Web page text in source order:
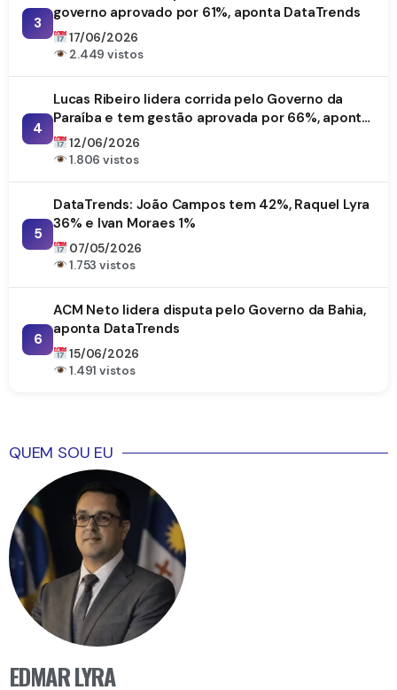
3
governo aprovado por 61%, aponta DataTrends
17/06/2026
2.449 vistos
4
Lucas Ribeiro lidera corrida pelo Governo da
Paraíba e tem gestão aprovada por 66%, aponta
DataTrends
12/06/2026
1.806 vistos
5
DataTrends: João Campos tem 42%, Raquel Lyra
36% e Ivan Moraes 1%
07/05/2026
1.753 vistos
6
ACM Neto lidera disputa pelo Governo da Bahia,
aponta DataTrends
15/06/2026
1.491 vistos
QUEM SOU EU
EDMAR LYRA